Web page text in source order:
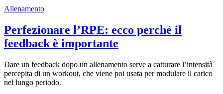
Allenamento
Perfezionare l’RPE: ecco perché il
feedback è importante
Dare un feedback dopo un allenamento serve a catturare l’intensità
percepita di un workout, che viene poi usata per modulare il carico
nel lungo periodo.